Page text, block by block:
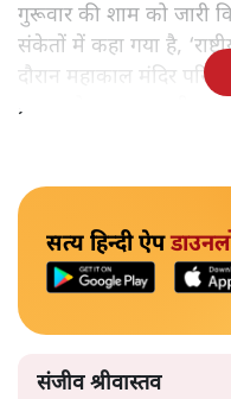
गुरूवार की शाम को जारी
संकेतों में कहा गया है,
दौरान महाकाल मंदिर
प्रयास घोर अनुशासनहीनता
सत्य हिन्दी ऐप
संजीव श्रीवास्तव